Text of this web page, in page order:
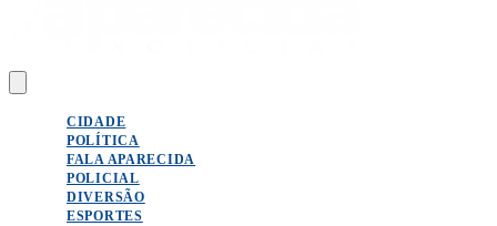
CIDADE
POLÍTICA
FALA APARECIDA
POLICIAL
DIVERSÃO
ESPORTES